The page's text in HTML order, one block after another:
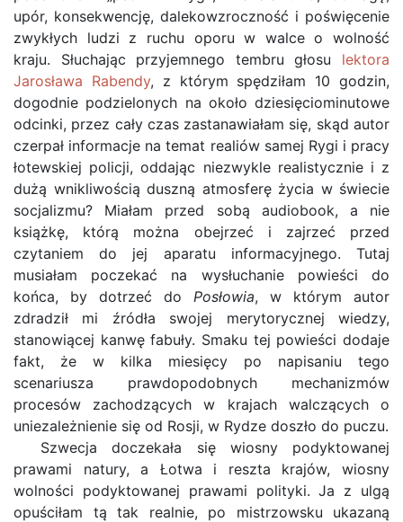
upór, konsekwencję, dalekowzroczność i poświęcenie
zwykłych ludzi z ruchu oporu w walce o wolność
kraju. Słuchając przyjemnego tembru głosu lektora
Jarosława Rabendy, z którym spędziłam 10 godzin,
dogodnie podzielonych na około dziesięciominutowe
odcinki, przez cały czas zastanawiałam się, skąd autor
czerpał informacje na temat realiów samej Rygi i pracy
łotewskiej policji, oddając niezwykle realistycznie i z
dużą wnikliwością duszną atmosferę życia w świecie
socjalizmu? Miałam przed sobą audiobook, a nie
książkę, którą można obejrzeć i zajrzeć przed
czytaniem do jej aparatu informacyjnego. Tutaj
musiałam poczekać na wysłuchanie powieści do
końca, by dotrzeć do Posłowia, w którym autor
zdradził mi źródła swojej merytorycznej wiedzy,
stanowiącej kanwę fabuły. Smaku tej powieści dodaje
fakt, że w kilka miesięcy po napisaniu tego
scenariusza prawdopodobnych mechanizmów
procesów zachodzących w krajach walczących o
uniezależnienie się od Rosji, w Rydze doszło do puczu.
Szwecja doczekała się wiosny podyktowanej
prawami natury, a Łotwa i reszta krajów, wiosny
wolności podyktowanej prawami polityki. Ja z ulgą
opuściłam tą tak realnie, po mistrzowsku ukazaną